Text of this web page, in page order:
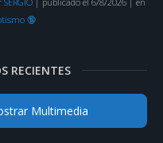
🔞
RECIENTES
Multimedia